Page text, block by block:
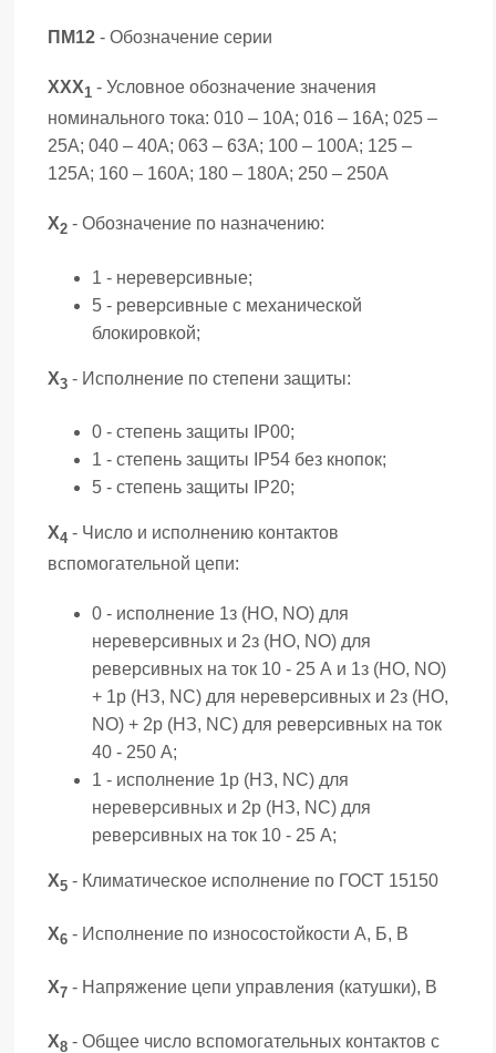
ПМ12 - Обозначение серии
ХХХ1 - Условное обозначение значения
номинального тока: 010 – 10А; 016 – 16А; 025 –
25А; 040 – 40А; 063 – 63А; 100 – 100А; 125 –
125А; 160 – 160А; 180 – 180А; 250 – 250А
Х2 - Обозначение по назначению:
1 - нереверсивные;
5 - реверсивные с механической
блокировкой;
Х3 - Исполнение по степени защиты:
0 - степень защиты IP00;
1 - степень защиты IP54 без кнопок;
5 - степень защиты IP20;
Х4 - Число и исполнению контактов
вспомогательной цепи:
0 - исполнение 1з (НО, NO) для
нереверсивных и 2з (НО, NO) для
реверсивных на ток 10 - 25 А и 1з (НО, NO)
+ 1р (НЗ, NC) для нереверсивных и 2з (НО,
NO) + 2р (НЗ, NC) для реверсивных на ток
40 - 250 А;
1 - исполнение 1р (НЗ, NC) для
нереверсивных и 2р (НЗ, NC) для
реверсивных на ток 10 - 25 А;
Х5 - Климатическое исполнение по ГОСТ 15150
Х6 - Исполнение по износостойкости А, Б, В
Х7 - Напряжение цепи управления (катушки), В
Х8 - Общее число вспомогательных контактов с